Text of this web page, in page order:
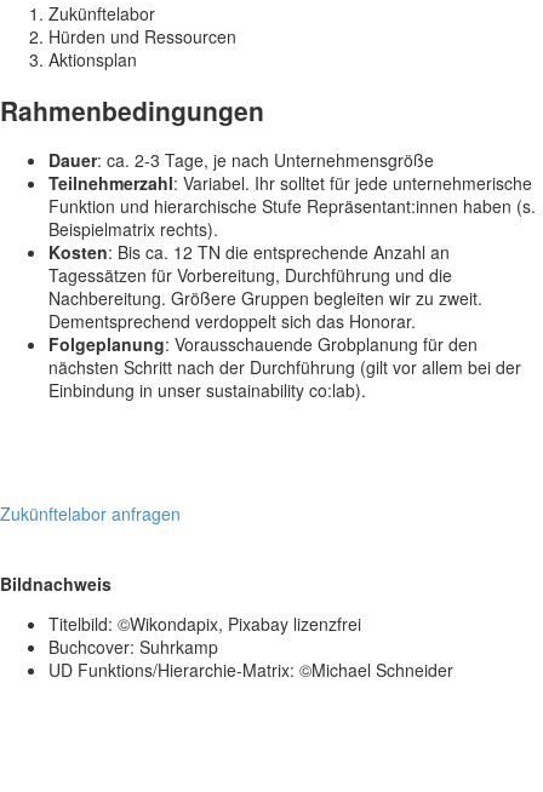
Zukünftelabor
Hürden und Ressourcen
Aktionsplan
Rahmenbedingungen
Dauer: ca. 2-3 Tage, je nach Unternehmensgröße
Teilnehmerzahl: Variabel. Ihr solltet für jede unternehmerische
Funktion und hierarchische Stufe Repräsentant:innen haben (s.
Beispielmatrix rechts).
Kosten: Bis ca. 12 TN die entsprechende Anzahl an
Tagessätzen für Vorbereitung, Durchführung und die
Nachbereitung. Größere Gruppen begleiten wir zu zweit.
Dementsprechend verdoppelt sich das Honorar.
Folgeplanung: Vorausschauende Grobplanung für den
nächsten Schritt nach der Durchführung (gilt vor allem bei der
Einbindung in unser sustainability co:lab).
Zukünftelabor anfragen
Bildnachweis
Titelbild: ©Wikondapix, Pixabay lizenzfrei
Buchcover: Suhrkamp
UD Funktions/Hierarchie-Matrix: ©Michael Schneider